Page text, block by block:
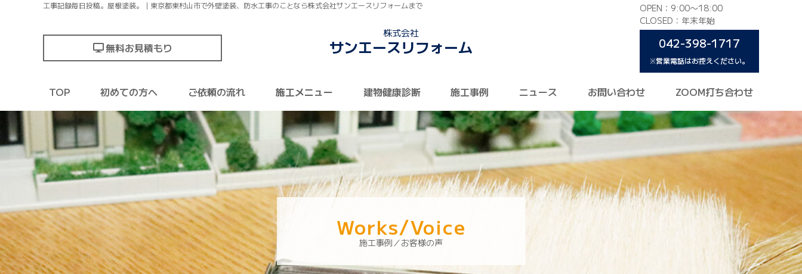
工事記録毎日投稿。屋根塗装。｜東京都東村山市で外壁塗装、防水工事のことなら株式会社サンエースリフォームまで
無料お見積もり
株式会社
サンエースリフォーム
OPEN：9:00〜18:00
CLOSED：年末年始
042-398-1717
※営業電話はお控えください。
TOP 初めての方へ ご依頼の流れ 施工メニュー 建物健康診断 施工事例 ニュース お問い合わせ ZOOM打ち合わせ
Works/Voice
施工事例／お客様の声